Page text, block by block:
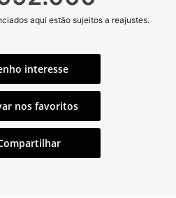
aqui estão sujeitos a reajustes.
interesse
nos favoritos